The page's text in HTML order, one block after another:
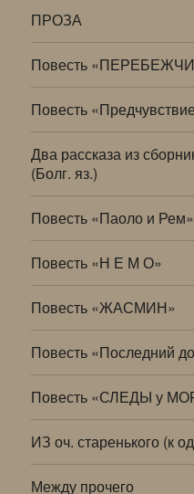
ПРОЗА
Повесть
Повесть
Два рассказа из
(Болг. яз.)
Повесть «Паоло и Рем»
Повесть «Н Е М О»
Повесть «ЖАСМИН»
Повесть «Последний
Повесть «СЛЕДЫ у
ИЗ оч. старенького (к
Между прочего